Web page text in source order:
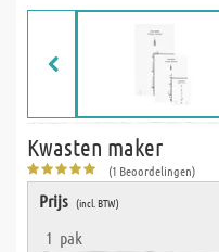
Kwasten maker
(1 Beoordelingen)
Prijs (incl. BTW)
1 pak